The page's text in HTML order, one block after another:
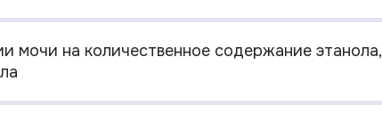
на количественное содержание этанола,